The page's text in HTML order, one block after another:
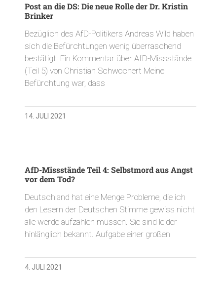
Post an die DS: Die neue Rolle der Dr. Kristin
Brinker
Bezüglich des AfD-Politikers Andreas Wild haben
sich die Befürchtungen wenig überraschend
bestätigt. Ein Kommentar über AfD-Missstände
(Teil 5) von Christian Schwochert Meine
Befürchtung war, dass
14. JULI 2021
AfD-Missstände Teil 4: Selbstmord aus Angst
vor dem Tod?
Deutschland hat eine Menge Probleme, die ich
den Lesern der Deutschen Stimme gewiss nicht
alle werde aufzählen müssen. Sie sind leider
hinlänglich bekannt. Aufgabe einer großen
4. JULI 2021